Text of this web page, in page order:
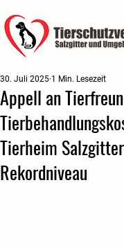
Appell an
Tierheim
Rekordniveau
30. Juli 2025 1 Min. Lesezeit